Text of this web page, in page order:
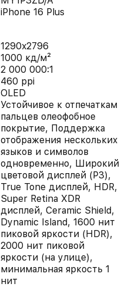
iPhone 16 Plus
1290x2796
1000 кд/м²
2 000 000:1
460 ppi
OLED
Устойчивое к отпечаткам
пальцев олеофобное
покрытие, Поддержка
отображения нескольких
языков и символов
одновременно, Широкий
цветовой дисплей (P3),
True Tone дисплей, HDR,
Super Retina XDR
дисплей, Ceramic Shield,
Dynamic Island, 1600 нит
пиковой яркости (HDR),
2000 нит пиковой
яркости (на улице),
минимальная яркость 1
нит